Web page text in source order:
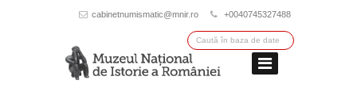
cabinetnumismatic@mnir.ro +0040745327488